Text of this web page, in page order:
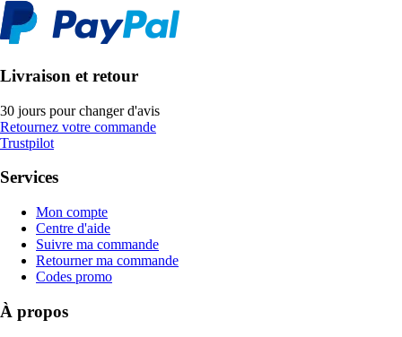
Livraison et retour
30 jours pour changer d'avis
Retournez votre commande
Trustpilot
Services
Mon compte
Centre d'aide
Suivre ma commande
Retourner ma commande
Codes promo
À propos